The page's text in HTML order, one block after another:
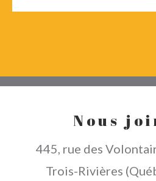
Nous
445, rue des
Trois-Rivières